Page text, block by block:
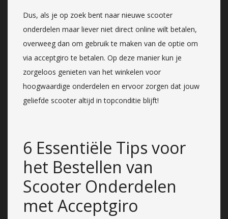
Dus, als je op zoek bent naar nieuwe scooter
onderdelen maar liever niet direct online wilt betalen,
overweeg dan om gebruik te maken van de optie om
via acceptgiro te betalen. Op deze manier kun je
zorgeloos genieten van het winkelen voor
hoogwaardige onderdelen en ervoor zorgen dat jouw
geliefde scooter altijd in topconditie blijft!
6 Essentiële Tips voor
het Bestellen van
Scooter Onderdelen
met Acceptgiro